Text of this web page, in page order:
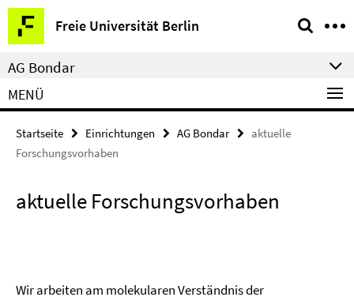
Springe
direkt
zu
Inhalt
Freie Universität Berlin
Service-
Navigation
AG Bondar
MENÜ
Startseite Einrichtungen AG Bondar
aktuelle
Forschungsvorhaben
aktuelle Forschungsvorhaben
Wir arbeiten am molekularen Verständnis der